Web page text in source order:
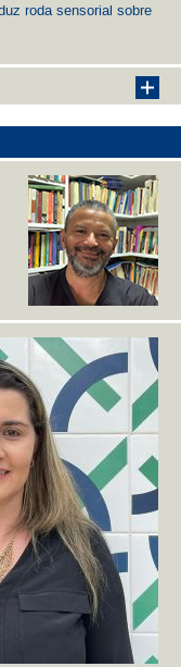
roda sensorial sobre